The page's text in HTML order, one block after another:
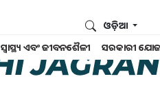
ସ୍ୱାସ୍ଥ୍ୟ ଏବଂ ଜୀବନଶୈଳୀ ସରକାରୀ
ଓଡ଼ିଆ